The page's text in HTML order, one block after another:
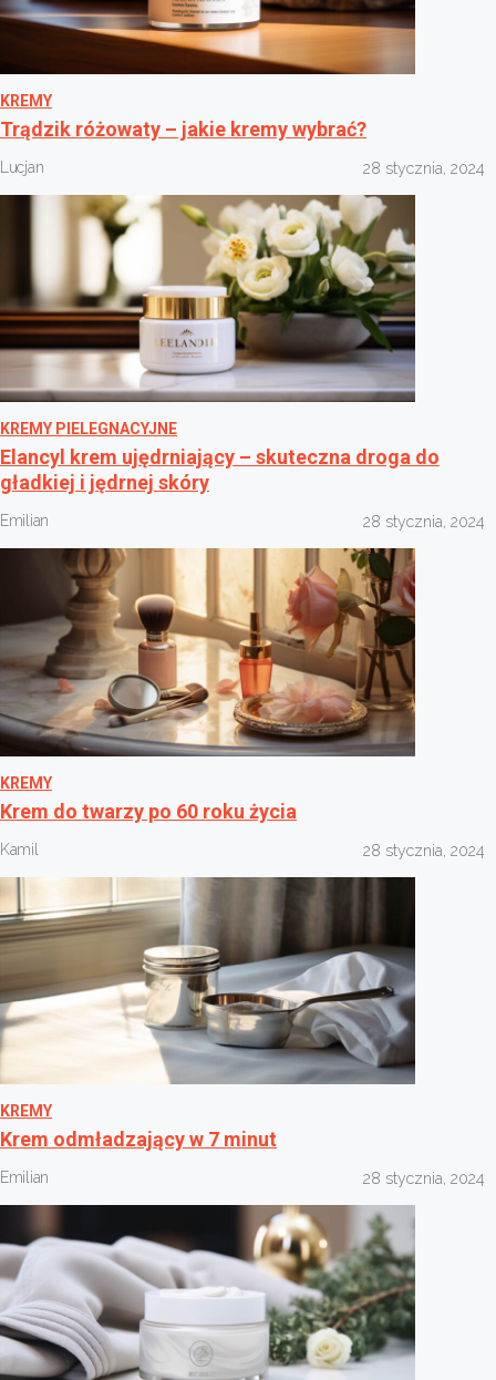
KREMY
Trądzik różowaty – jakie kremy wybrać?
Lucjan 28 stycznia, 2024
KREMY PIELEGNACYJNE
Elancyl krem ujędrniający – skuteczna droga do
gładkiej i jędrnej skóry
Emilian 28 stycznia, 2024
KREMY
Krem do twarzy po 60 roku życia
Kamil 28 stycznia, 2024
KREMY
Krem odmładzający w 7 minut
Emilian 28 stycznia, 2024